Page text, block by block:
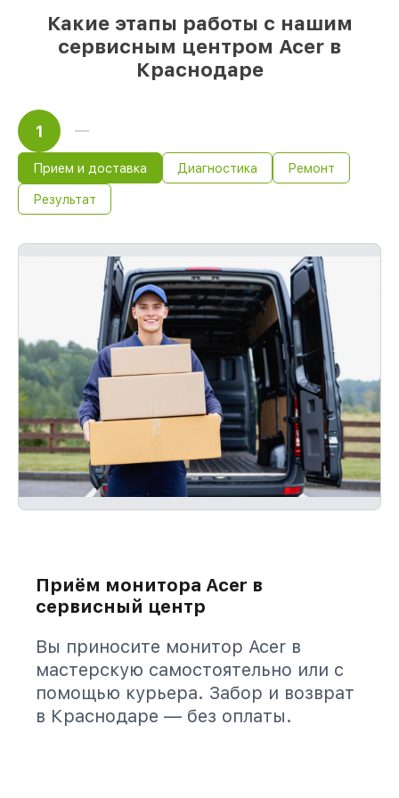
Сохранность техники под нашей
гарантией
повреждение произошло по нашей вине,
компенсируем ущерб.
Срок гарантии до 36 месяцев на сервис
устройств
Если у вас есть чек и гарантийный
без оплаты и без задержек.
Какие этапы работы с нашим
сервисным центром Acer в
Краснодаре
1
Прием и доставка Диагностика Ремонт
Результат
Приём монитора Acer в
сервисный центр
Вы приносите монитор Acer в
мастерскую самостоятельно или с
помощью курьера. Забор и возврат
в Краснодаре — без оплаты.